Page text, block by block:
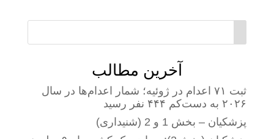
آخرین مطالب
ثبت ۷۱ اعدام در ژوئیه؛ شمار اعدام‌ها در سال
۲۰۲۶ به دست‌کم ۴۴۴ نفر رسید
پزشکیان – بخش 1 و 2 (شنیداری)